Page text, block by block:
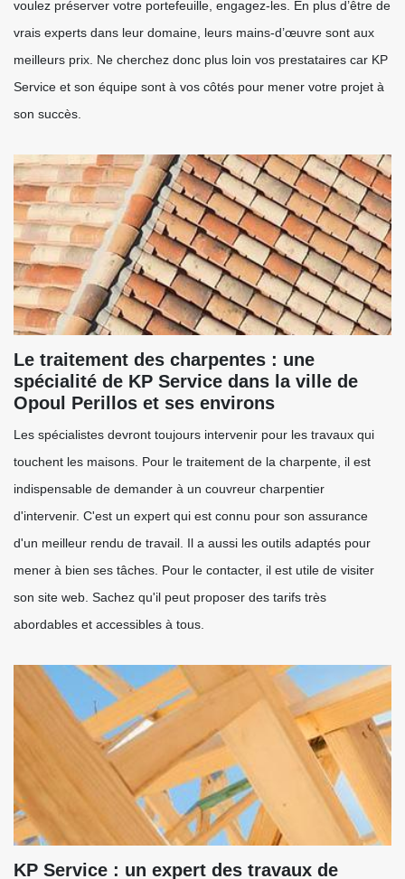
voulez préserver votre portefeuille, engagez-les. En plus d’être de
vrais experts dans leur domaine, leurs mains-d’œuvre sont aux
meilleurs prix. Ne cherchez donc plus loin vos prestataires car KP
Service et son équipe sont à vos côtés pour mener votre projet à
son succès.
Le traitement des charpentes : une
spécialité de KP Service dans la ville de
Opoul Perillos et ses environs
Les spécialistes devront toujours intervenir pour les travaux qui
touchent les maisons. Pour le traitement de la charpente, il est
indispensable de demander à un couvreur charpentier
d'intervenir. C'est un expert qui est connu pour son assurance
d'un meilleur rendu de travail. Il a aussi les outils adaptés pour
mener à bien ses tâches. Pour le contacter, il est utile de visiter
son site web. Sachez qu'il peut proposer des tarifs très
abordables et accessibles à tous.
KP Service : un expert des travaux de